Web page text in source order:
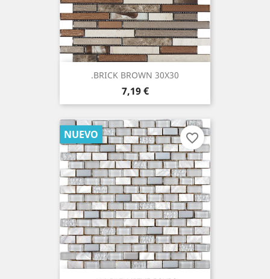
.BRICK BROWN 30X30
Precio
7,19 €
NUEVO favorite_border